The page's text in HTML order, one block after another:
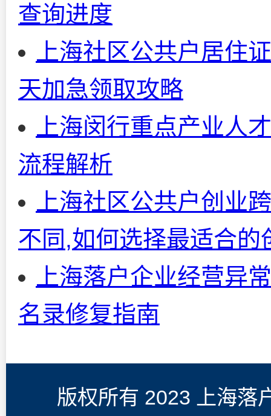
查询进度
上海社区公共户居住
天加急领取攻略
上海闵行重点产业人
流程解析
上海社区公共户创业
不同,如何选择最适合的
上海落户企业经营异
名录修复指南
版权所有 2023 上海落